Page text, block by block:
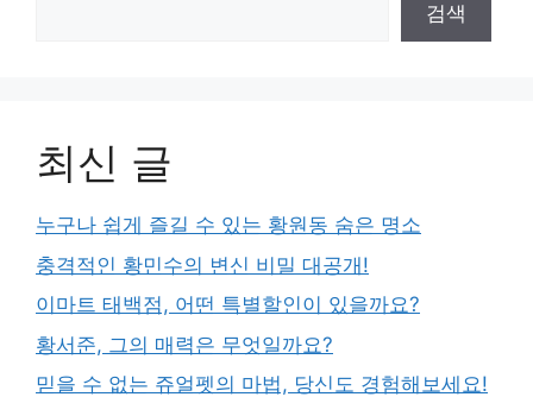
검색
최신 글
누구나 쉽게 즐길 수 있는 황원동 숨은 명소
충격적인 황민수의 변신 비밀 대공개!
이마트 태백점, 어떤 특별할인이 있을까요?
황서준, 그의 매력은 무엇일까요?
믿을 수 없는 쥬얼펫의 마법, 당신도 경험해보세요!